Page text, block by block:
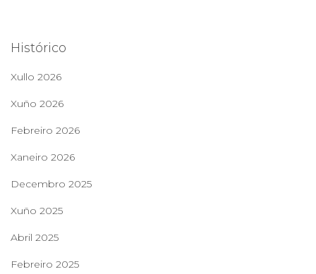
rHistórico
Xullo 2026
Xuño 2026
Febreiro 2026
Xaneiro 2026
Decembro 2025
Xuño 2025
Abril 2025
Febreiro 2025